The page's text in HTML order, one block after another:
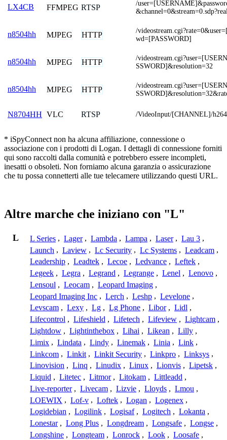
LX4CB FFMPEG RTSP
/
n8504hh MJPEG HTTP
/
wd=[PASSWORD]
n8504hh MJPEG HTTP
/
SSWORD]&resolution=32
n8504hh MJPEG HTTP
/
N8704HH VLC RTSP /VideoInput/[CHANNEL]/
* iSpyConnect non ha alcuna affiliazione, connessione o
associazione con i prodotti di Logan. I dettagli di connessione forniti
qui sono raccolti dalla comunità e potrebbero essere incompleti,
inesatti o obsoleti. Non forniamo alcuna garanzia o assicurazione
che tu possa connetterti alle tue telecamere utilizzando questi URL.
Altre marche che iniziano con "L"
L L Series , Lager , Lambda , Lampa , Laser , Lau 3 ,
Launch , Laview , Lc Security , Lc Systems , Leadcam ,
Leadership , Leadtek , Lecoe , Ledvance , Leftek ,
Legeek , Legra , Legrand , Legrange , Lenel , Lenovo ,
Lensoul , Leocam , Leopard Imaging ,
Leopard Imaging Inc , Lerch , Leshp , Levelone ,
Levscam , Lexy , Lg , Lg Phone , Libor , Lidl ,
Lifecontrol , Lifeshield , Lifetech , Lifeview , Lightcam ,
Lightdow , Lightinthebox , Lihai , Likean , Lilly ,
Limix , Lindata , Lindy , Linemak , Linia , Link ,
Linkcom , Linkit , Linkit Security , Linkpro , Linksys ,
Linovision , Linq , Linudix , Linux , Lionvis , Lipetsk ,
Liquid , Litetec , Litmor , Litokam , Littleadd ,
Live-reporter , Livecam , Lizvie , Lloyds , Lmou ,
LOEWIX , Lof-v , Loftek , Logan , Logenex ,
Logidebian , Logilink , Logisaf , Logitech , Lokanta ,
Lonestar , Long Plus , Longdream , Longsafe , Longse ,
Longshine , Longteam , Lonrock , Look , Loosafe ,